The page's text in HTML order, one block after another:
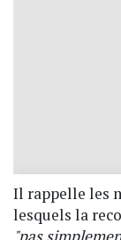
Il rappelle les
lesquels la